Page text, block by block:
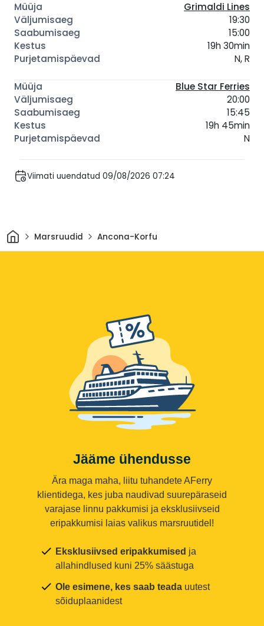
Grimaldi Lines
19:30
15:00
19h 30min
N, R
Blue Star Ferries
20:00
15:45
19h 45min
N
Viimati uuendatud 09/08/2026 07:24
Avaleht
Marsruudid Ancona-Korfu
Jääme ühendusse
Ära maga maha, liitu tuhandete AFerry
klientidega, kes juba naudivad suurepäraseid
varajase linnu pakkumisi ja eksklusiivseid
eripakkumisi laias valikus marsruutidel!
Eksklusiivsed eripakkumised ja
allahindlused kuni 25% säästuga
Ole esimene, kes saab teada uutest
sõiduplaanidest